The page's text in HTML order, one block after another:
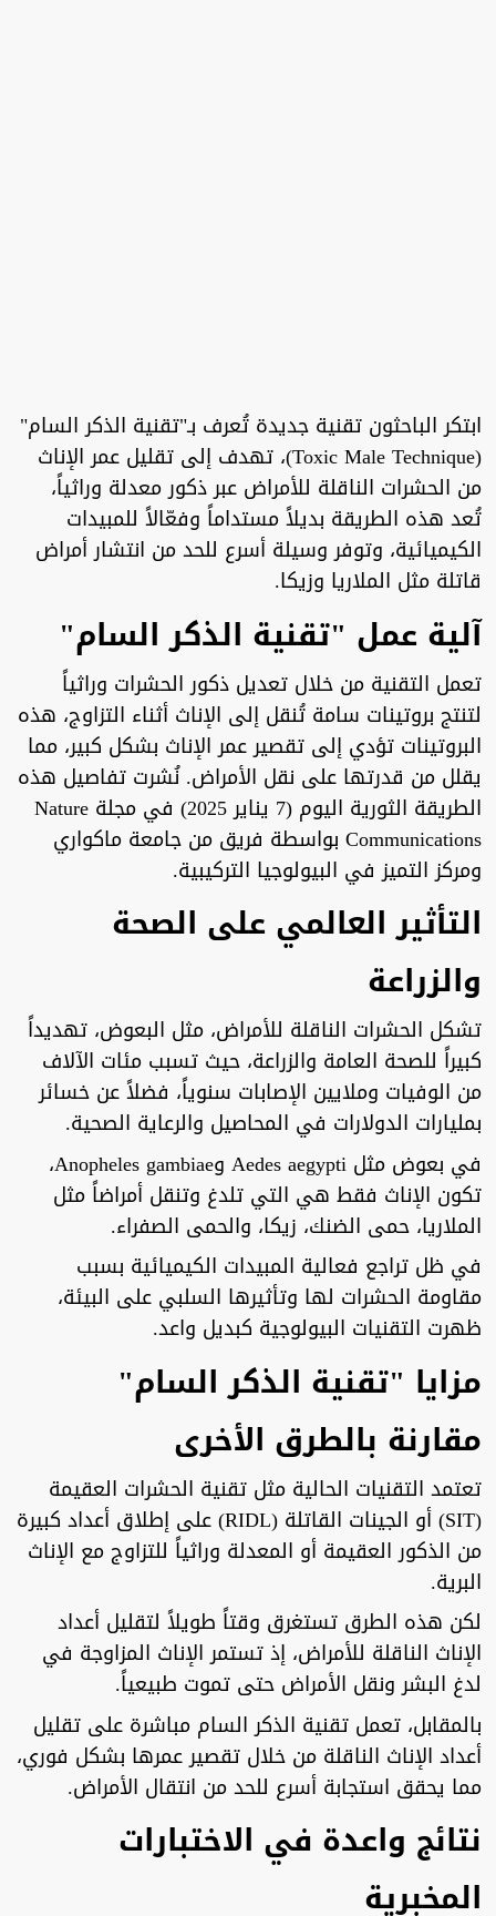
ابتكر الباحثون تقنية جديدة تُعرف بـ"تقنية الذكر السام"
(Toxic Male Technique)، تهدف إلى تقليل عمر الإناث
من الحشرات الناقلة للأمراض عبر ذكور معدلة وراثياً،
تُعد هذه الطريقة بديلاً مستداماً وفعّالاً للمبيدات
الكيميائية، وتوفر وسيلة أسرع للحد من انتشار أمراض
قاتلة مثل الملاريا وزيكا.
آلية عمل "تقنية الذكر السام"
تعمل التقنية من خلال تعديل ذكور الحشرات وراثياً
لتنتج بروتينات سامة تُنقل إلى الإناث أثناء التزاوج، هذه
البروتينات تؤدي إلى تقصير عمر الإناث بشكل كبير، مما
يقلل من قدرتها على نقل الأمراض. نُشرت تفاصيل هذه
الطريقة الثورية اليوم (7 يناير 2025) في مجلة Nature
Communications بواسطة فريق من جامعة ماكواري
ومركز التميز في البيولوجيا التركيبية.
التأثير العالمي على الصحة
والزراعة
تشكل الحشرات الناقلة للأمراض، مثل البعوض، تهديداً
كبيراً للصحة العامة والزراعة، حيث تسبب مئات الآلاف
من الوفيات وملايين الإصابات سنوياً، فضلاً عن خسائر
بمليارات الدولارات في المحاصيل والرعاية الصحية.
في بعوض مثل Aedes aegypti وAnopheles gambiae،
تكون الإناث فقط هي التي تلدغ وتنقل أمراضاً مثل
الملاريا، حمى الضنك، زيكا، والحمى الصفراء.
في ظل تراجع فعالية المبيدات الكيميائية بسبب
مقاومة الحشرات لها وتأثيرها السلبي على البيئة،
ظهرت التقنيات البيولوجية كبديل واعد.
مزايا "تقنية الذكر السام"
مقارنة بالطرق الأخرى
تعتمد التقنيات الحالية مثل تقنية الحشرات العقيمة
(SIT) أو الجينات القاتلة (RIDL) على إطلاق أعداد كبيرة
من الذكور العقيمة أو المعدلة وراثياً للتزاوج مع الإناث
البرية.
لكن هذه الطرق تستغرق وقتاً طويلاً لتقليل أعداد
الإناث الناقلة للأمراض، إذ تستمر الإناث المزاوجة في
لدغ البشر ونقل الأمراض حتى تموت طبيعياً.
بالمقابل، تعمل تقنية الذكر السام مباشرة على تقليل
أعداد الإناث الناقلة من خلال تقصير عمرها بشكل فوري،
مما يحقق استجابة أسرع للحد من انتقال الأمراض.
نتائج واعدة في الاختبارات
المخبرية